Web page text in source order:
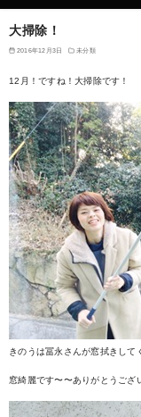
大掃除！
2016年12月3日 未分類
12月！ですね！大掃除です！
きのうは冨永さんが窓拭きして
窓綺麗です〜〜ありがとうござ